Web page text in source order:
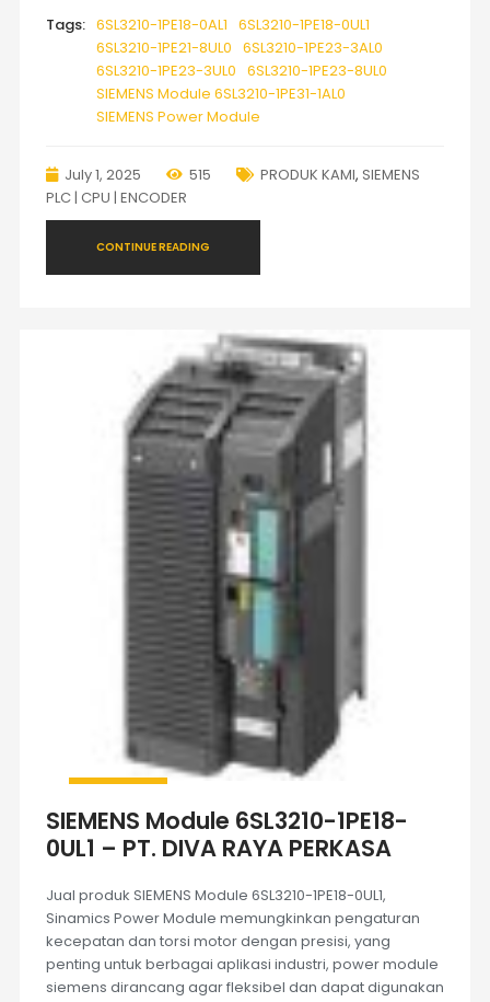
Tags: 6SL3210-1PE18-0AL1 6SL3210-1PE18-0UL1
6SL3210-1PE21-8UL0 6SL3210-1PE23-3AL0
6SL3210-1PE23-3UL0 6SL3210-1PE23-8UL0
SIEMENS Module 6SL3210-1PE31-1AL0
SIEMENS Power Module
July 1, 2025 515 PRODUK KAMI, SIEMENS
PLC | CPU | ENCODER
CONTINUE READING
SIEMENS Module 6SL3210-1PE18-
0UL1 – PT. DIVA RAYA PERKASA
Jual produk SIEMENS Module 6SL3210-1PE18-0UL1,
Sinamics Power Module memungkinkan pengaturan
kecepatan dan torsi motor dengan presisi, yang
penting untuk berbagai aplikasi industri, power module
siemens dirancang agar fleksibel dan dapat digunakan